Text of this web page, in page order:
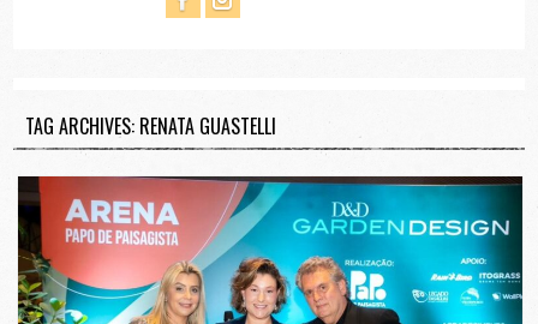
TAG ARCHIVES: RENATA GUASTELLI